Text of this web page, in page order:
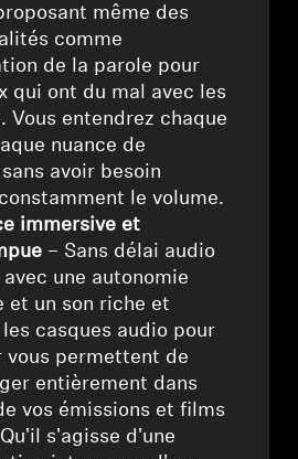
même des
comme
de la parole pour
qui ont du mal avec les
Vous entendrez chaque
nuance de
avoir besoin
le volume.
immersive et
– Sans délai audio
une autonomie
et un son riche et
casques audio pour
vous permettent de
entièrement dans
vos émissions et films
s'agisse d'une